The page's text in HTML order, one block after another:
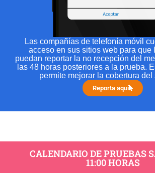
Las compañías de telefonía móvil
acceso en sus sitios web para que
puedan reportar la no recepción del
las 48 horas posteriores a la prueba.
permite mejorar la cobertura del
Reporta aquí
CALENDARIO DE PRUEBAS
11:00 HORAS